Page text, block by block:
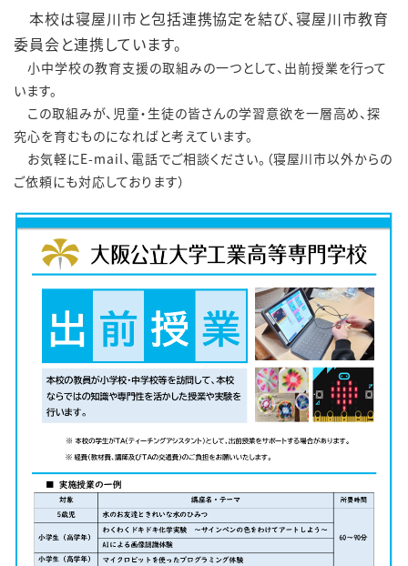
本校は寝屋川市と包括連携協定を結び、寝屋川市教育
委員会と連携しています。
小中学校の教育支援の取組みの一つとして、出前授業を行って
います。
この取組みが、児童・生徒の皆さんの学習意欲を一層高め、探
究心を育むものになればと考えています。
お気軽にE-mail、電話でご相談ください。（寝屋川市以外からの
ご依頼にも対応しております）